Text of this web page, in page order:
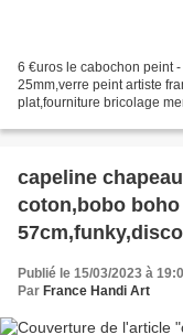
6 €uros le cabochon peint
25mm,verre peint artiste
plat,fourniture bricolage
capeline
coton,bobo
Publié le 15/03/2023 à
Par France Handi Art